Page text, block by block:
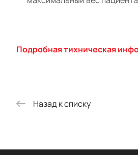
Подробная тихническая
Назад к списку